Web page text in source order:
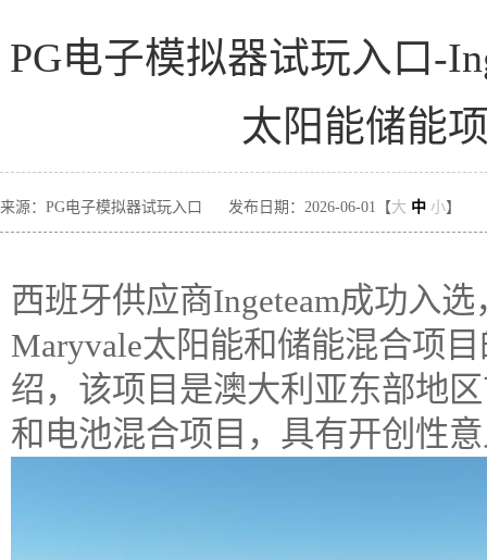
PG电子模拟器试玩入口-
太阳能储能
来源：PG电子模拟器试玩入口 发布日期：2026-06-01【大 中 小】
西班牙供应商Ingeteam成功入
Maryvale太阳能和储能混合项
绍，该项目是澳大利亚东部地
和电池混合项目，具有开创性